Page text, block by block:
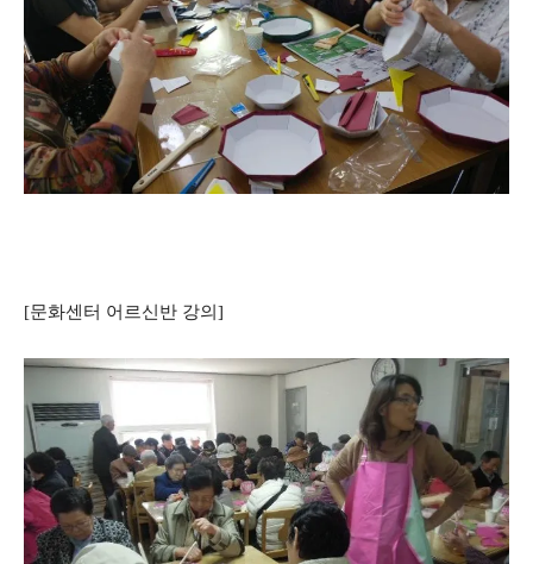
[문화센터 어르신반 강의]